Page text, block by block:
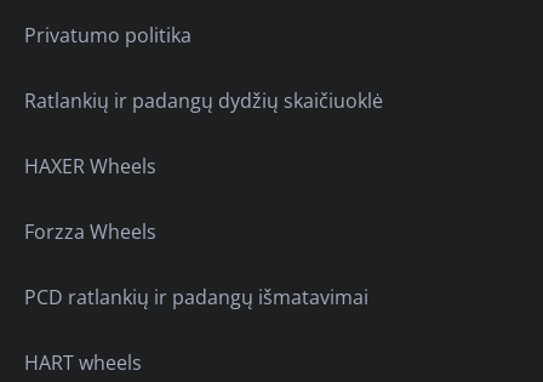
Privatumo politika
Ratlankių ir padangų dydžių skaičiuoklė
HAXER Wheels
Forzza Wheels
PCD ratlankių ir padangų išmatavimai
HART wheels